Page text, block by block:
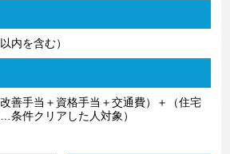
内を含む）
善手当＋資格手当＋交通費）＋（住宅
条件クリアした人対象）